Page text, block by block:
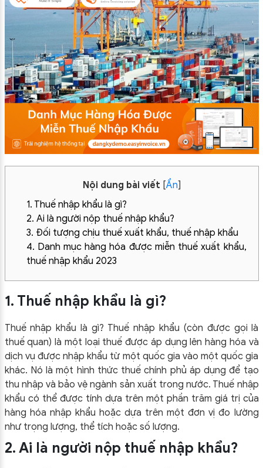
Nội dung bài viết [Ẩn]
1. Thuế nhập khẩu là gì?
2. Ai là người nộp thuế nhập khẩu?
3. Đối tượng chịu thuế xuất khẩu, thuế nhập khẩu
4. Danh mục hàng hóa được miễn thuế xuất khẩu,
thuế nhập khẩu 2023
1. Thuế nhập khẩu là gì?
Thuế nhập khẩu là gì? Thuế nhập khẩu (còn được gọi là
thuế quan) là một loại thuế được áp dụng lên hàng hóa và
dịch vụ được nhập khẩu từ một quốc gia vào một quốc gia
khác. Nó là một hình thức thuế chính phủ áp dụng để tạo
thu nhập và bảo vệ ngành sản xuất trong nước. Thuế nhập
khẩu có thể được tính dựa trên một phần trăm giá trị của
hàng hóa nhập khẩu hoặc dựa trên một đơn vị đo lường
như trọng lượng, thể tích hoặc số lượng.
2. Ai là người nộp thuế nhập khẩu?